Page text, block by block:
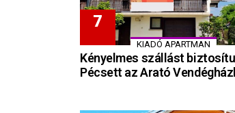
KIADÓ APARTMAN
Kényelmes szállást
Pécsett az Arató